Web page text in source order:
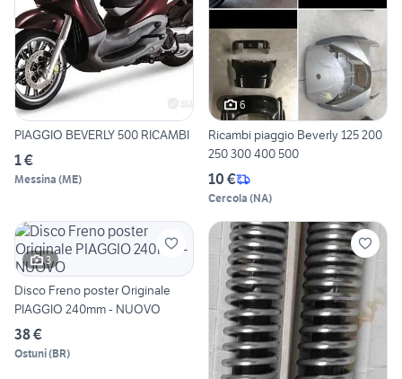
PIAGGIO BEVERLY 500 RICAMBI
1 €
Messina (ME)
6
Ricambi piaggio Beverly 125 200
250 300 400 500
10 €
Cercola (NA)
3
Disco Freno poster Originale
PIAGGIO 240mm - NUOVO
38 €
Ostuni(BR)